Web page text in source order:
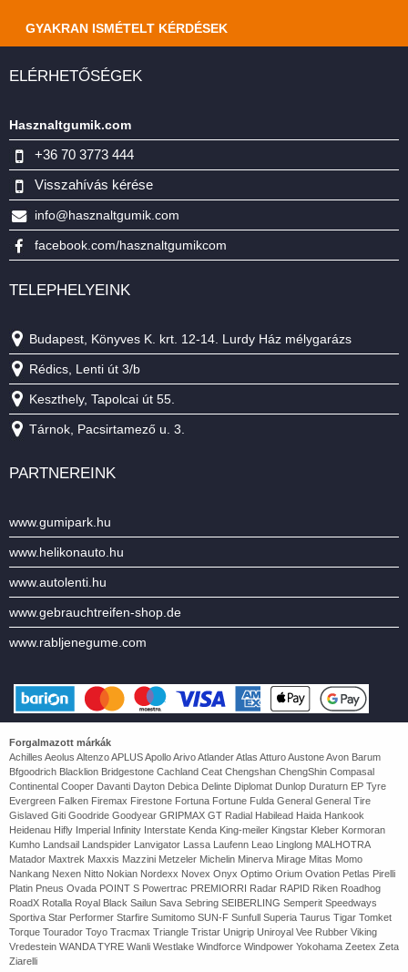
GYAKRAN ISMÉTELT KÉRDÉSEK
ELÉRHETŐSÉGEK
Hasznaltgumik.com
+36 70 3773 444
Visszahívás kérése
info@hasznaltgumik.com
facebook.com/hasznaltgumikcom
TELEPHELYEINK
Budapest, Könyves K. krt. 12-14. Lurdy Ház mélygarázs
Rédics, Lenti út 3/b
Keszthely, Tapolcai út 55.
Tárnok, Pacsirtamező u. 3.
PARTNEREINK
www.gumipark.hu
www.helikonauto.hu
www.autolenti.hu
www.gebrauchtreifen-shop.de
www.rabljenegume.com
Forgalmazott márkák
Achilles Aeolus Altenzo APLUS Apollo Arivo Atlander Atlas Atturo Austone Avon Barum
Bfgoodrich Blacklion Bridgestone Cachland Ceat Chengshan ChengShin Compasal
Continental Cooper Davanti Dayton Debica Delinte Diplomat Dunlop Duraturn EP Tyre
Evergreen Falken Firemax Firestone Fortuna Fortune Fulda General General Tire
Gislaved Giti Goodride Goodyear GRIPMAX GT Radial Habilead Haida Hankook
Heidenau Hifly Imperial Infinity Interstate Kenda King-meiler Kingstar Kleber Kormoran
Kumho Landsail Landspider Lanvigator Lassa Laufenn Leao Linglong MALHOTRA
Matador Maxtrek Maxxis Mazzini Metzeler Michelin Minerva Mirage Mitas Momo
Nankang Nexen Nitto Nokian Nordexx Novex Onyx Optimo Orium Ovation Petlas Pirelli
Platin Pneus Ovada POINT S Powertrac PREMIORRI Radar RAPID Riken Roadhog
RoadX Rotalla Royal Black Sailun Sava Sebring SEIBERLING Semperit Speedways
Sportiva Star Performer Starfire Sumitomo SUN-F Sunfull Superia Taurus Tigar Tomket
Torque Tourador Toyo Tracmax Triangle Tristar Unigrip Uniroyal Vee Rubber Viking
Vredestein WANDA TYRE Wanli Westlake Windforce Windpower Yokohama Zeetex Zeta
Ziarelli